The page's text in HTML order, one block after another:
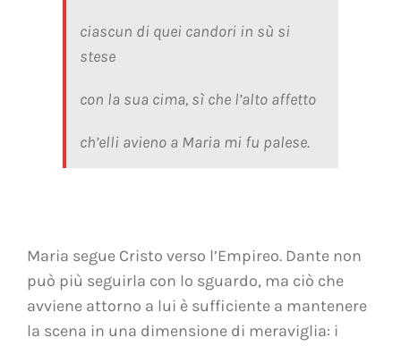
ciascun di quei candori in sù si
stese
con la sua cima, sì che l’alto affetto
ch’elli avieno a Maria mi fu palese.
Maria segue Cristo verso l’Empireo. Dante non
può più seguirla con lo sguardo, ma ciò che
avviene attorno a lui è sufficiente a mantenere
la scena in una dimensione di meraviglia: i